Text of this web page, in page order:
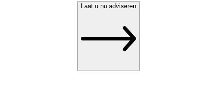
Laat u nu adviseren